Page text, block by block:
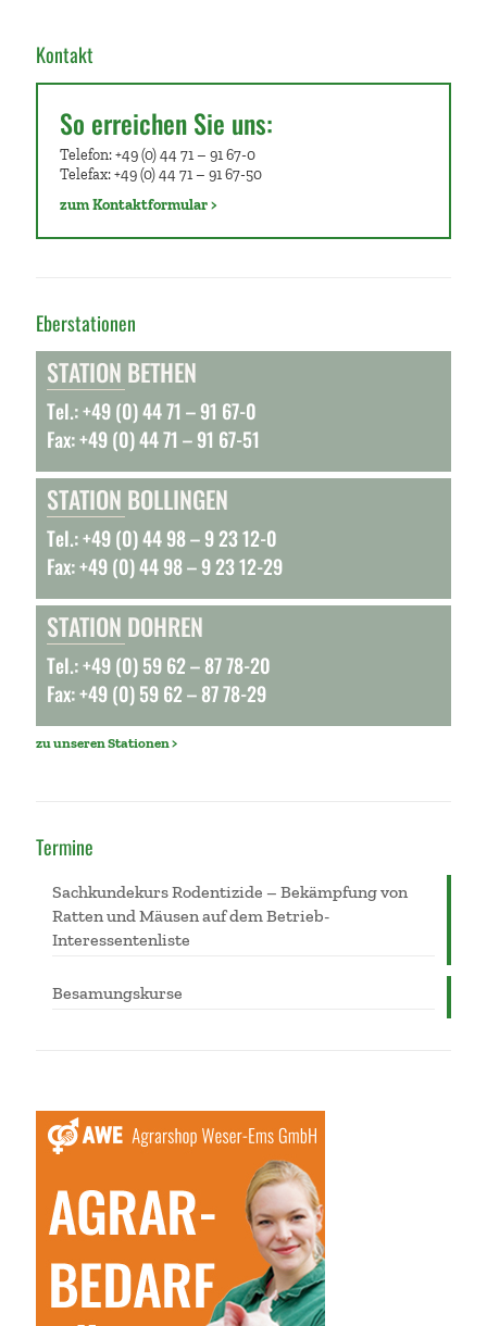
Kontakt
So erreichen Sie uns:
Telefon: +49 (0) 44 71 – 91 67-0
Telefax: +49 (0) 44 71 – 91 67-50
zum Kontaktformular >
Eberstationen
STATION BETHEN
Tel.: +49 (0) 44 71 – 91 67-0
Fax: +49 (0) 44 71 – 91 67-51
STATION BOLLINGEN
Tel.: +49 (0) 44 98 – 9 23 12-0
Fax: +49 (0) 44 98 – 9 23 12-29
STATION DOHREN
Tel.: +49 (0) 59 62 – 87 78-20
Fax: +49 (0) 59 62 – 87 78-29
zu unseren Stationen >
Termine
Sachkundekurs Rodentizide – Bekämpfung von
Ratten und Mäusen auf dem Betrieb-
Interessentenliste
Besamungskurse